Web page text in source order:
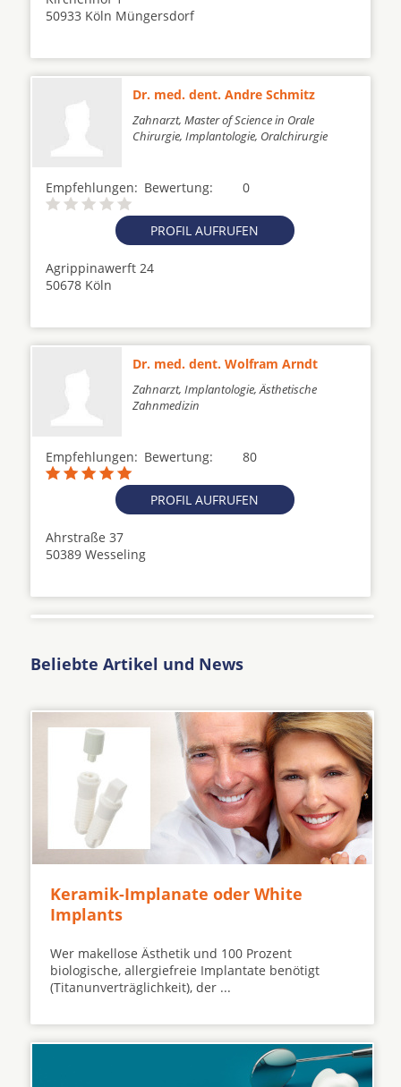
50933 Köln Müngersdorf
Dr. med. dent. Andre Schmitz
Zahnarzt, Master of Science in Orale
Chirurgie, Implantologie, Oralchirurgie
Empfehlungen: 0
Bewertung:
PROFIL AUFRUFEN
Agrippinawerft 24
50678 Köln
Dr. med. dent. Wolfram Arndt
Zahnarzt, Implantologie, Ästhetische
Zahnmedizin
Empfehlungen: 80
Bewertung:
PROFIL AUFRUFEN
Ahrstraße 37
50389 Wesseling
Beliebte Artikel und News
Keramik-Implanate oder White
Implants
Wer makellose Ästhetik und 100 Prozent
biologische, allergiefreie Implantate benötigt
(Titanunverträglichkeit), der ...